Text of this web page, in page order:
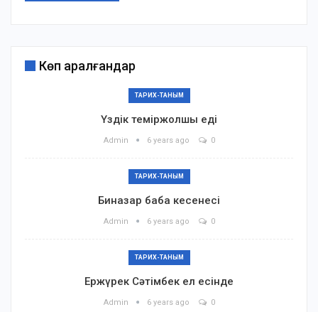
Көп қаралғандар
ТАРИХ-ТАНЫМ
Үздік теміржолшы еді
Admin 6 years ago 0
ТАРИХ-ТАНЫМ
Биназар баба кесенесі
Admin 6 years ago 0
ТАРИХ-ТАНЫМ
Ержүрек Сәтімбек ел есінде
Admin 6 years ago 0